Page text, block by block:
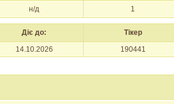
н/д 1
Діє до:
Тікер
14.10.2026 190441